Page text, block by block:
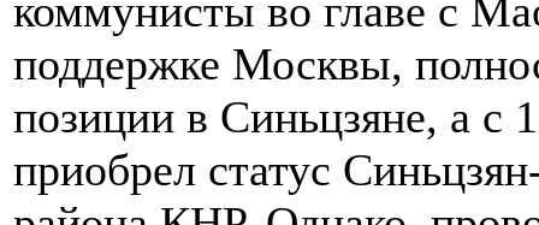
коммунисты во главе с
поддержке Москвы,
позиции в Синьцзяне, а с
приобрел статус